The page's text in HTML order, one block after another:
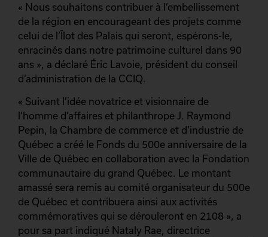
« Nous souhaitons contribuer à l’embellissement
de la région en encourageant des projets comme
celui de l’Îlot des Palais qui seront, espérons-le,
enracinés dans notre patrimoine culturel dans 90
ans », a déclaré Éric Lavoie, président du conseil
d’administration de la CCIQ.
« Suivant l’idée novatrice et visionnaire de
l’homme d’affaires et philanthrope J. Raymond
Pepin, la Chambre de commerce et d’industrie de
Québec a créé le Fonds du 500e anniversaire de la
Ville de Québec en collaboration avec la Fondation
communautaire du grand Québec. Le montant
amassé sera remis au comité organisateur du 500e
de Québec et contribuera ainsi aux activités
commémoratives qui se dérouleront en 2108 », a
pour sa part indiqué Nataly Rae, directrice